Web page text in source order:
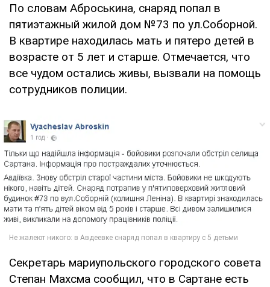
По словам Аброськина, снаряд попал в
пятиэтажный жилой дом №73 по ул.Соборной.
В квартире находилась мать и пятеро детей в
возрасте от 5 лет и старше. Отмечается, что
все чудом остались живы, вызвали на помощь
сотрудников полиции.
Секретарь мариупольского городского совета
Степан Махсма сообщил, что в Сартане есть